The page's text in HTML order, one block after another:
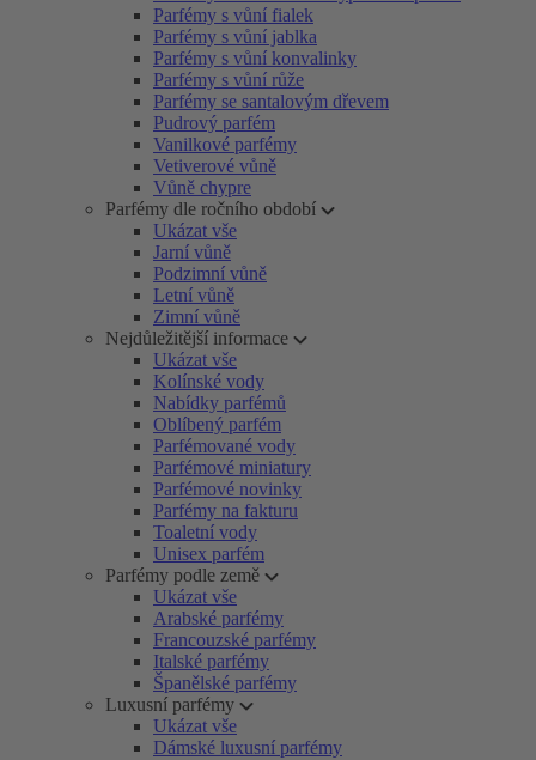
Parfémy s vůní fialek
Parfémy s vůní jablka
Parfémy s vůní konvalinky
Parfémy s vůní růže
Parfémy se santalovým dřevem
Pudrový parfém
Vanilkové parfémy
Vetiverové vůně
Vůně chypre
Parfémy dle ročního období
Ukázat vše
Jarní vůně
Podzimní vůně
Letní vůně
Zimní vůně
Nejdůležitější informace
Ukázat vše
Kolínské vody
Nabídky parfémů
Oblíbený parfém
Parfémované vody
Parfémové miniatury
Parfémové novinky
Parfémy na fakturu
Toaletní vody
Unisex parfém
Parfémy podle země
Ukázat vše
Arabské parfémy
Francouzské parfémy
Italské parfémy
Španělské parfémy
Luxusní parfémy
Ukázat vše
Dámské luxusní parfémy